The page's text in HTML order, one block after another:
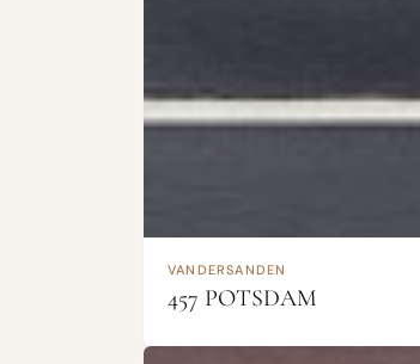
VANDERSANDEN
457 POTSDAM